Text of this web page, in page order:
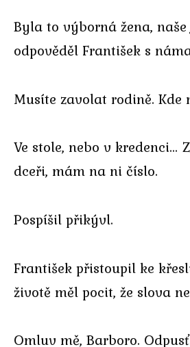
Byla to výborná žena,
odpověděl František s
Musíte zavolat rodině. Kde
Ve stole, nebo v kredenci…
dceři, mám na ni číslo.
Pospíšil přikývl.
František přistoupil ke
životě měl pocit, že slova
Omluv mě, Barboro.